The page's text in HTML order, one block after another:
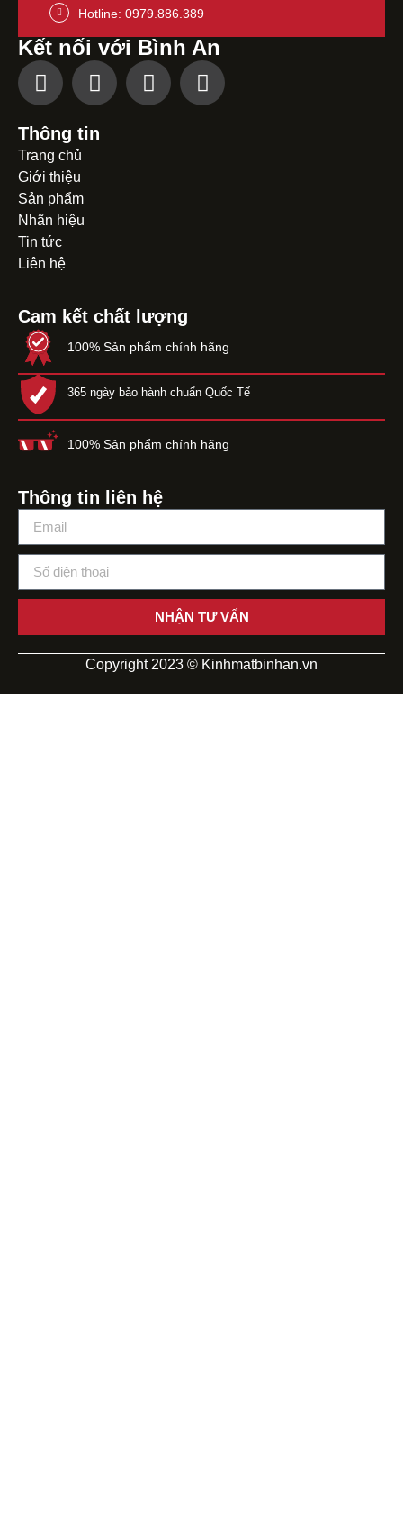
Hotline: 0979.886.389
Kết nối với Bình An
Thông tin
Trang chủ
Giới thiệu
Sản phẩm
Nhãn hiệu
Tin tức
Liên hệ
Cam kết chất lượng
100% Sản phẩm chính hãng
365 ngày bảo hành chuẩn Quốc Tế
100% Sản phẩm chính hãng
Thông tin liên hệ
NHẬN TƯ VẤN
Copyright 2023 © Kinhmatbinhan.vn